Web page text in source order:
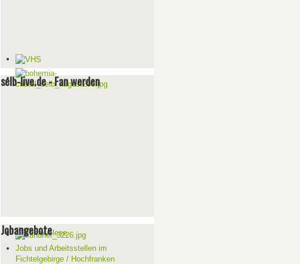
selb-live.de - Fan werden
Jobangebote
Jobs und Arbeitsstellen im
Fichtelgebirge / Hochfranken